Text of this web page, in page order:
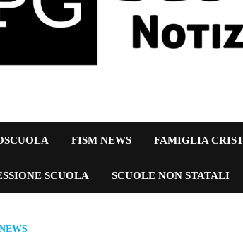
FISM NEWS FAMIGLIA
SCUOLA SCUOLE NON STATALI